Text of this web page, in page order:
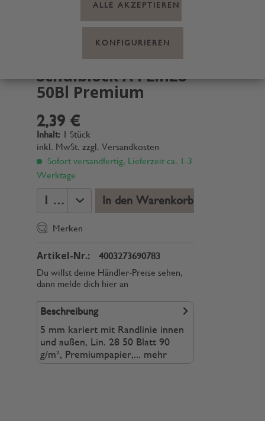
Schulblock A4 Lin28
50Bl Premium
2,39 €
Inhalt: 1 Stück
inkl. MwSt. zzgl. Versandkosten
Sofort versandfertig, Lieferzeit ca. 1-3
Werktage
In den Warenkorb
Merken
Artikel-Nr.:
4003273690783
Du willst deine Händler-Preise sehen,
dann melde dich hier an
Beschreibung
5 mm kariert mit Randlinie innen
und außen, Lin. 28 50 Blatt 90
g/m², Premiumpapier,... mehr
ALLE AKZEPTIEREN
KONFIGURIEREN